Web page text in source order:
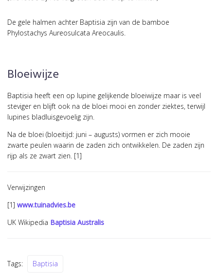
De gele halmen achter Baptisia zijn van de bamboe
Phylostachys Aureosulcata Areocaulis.
Bloeiwijze
Baptisia heeft een op lupine gelijkende bloeiwijze maar is veel
steviger en blijft ook na de bloei mooi en zonder ziektes, terwijl
lupines bladluisgevoelig zijn.
Na de bloei (bloeitijd: juni – augusts) vormen er zich mooie
zwarte peulen waarin de zaden zich ontwikkelen. De zaden zijn
rijp als ze zwart zien. [1]
Verwijzingen
[1] www.tuinadvies.be
UK Wikipedia Baptisia Australis
Tags: Baptisia